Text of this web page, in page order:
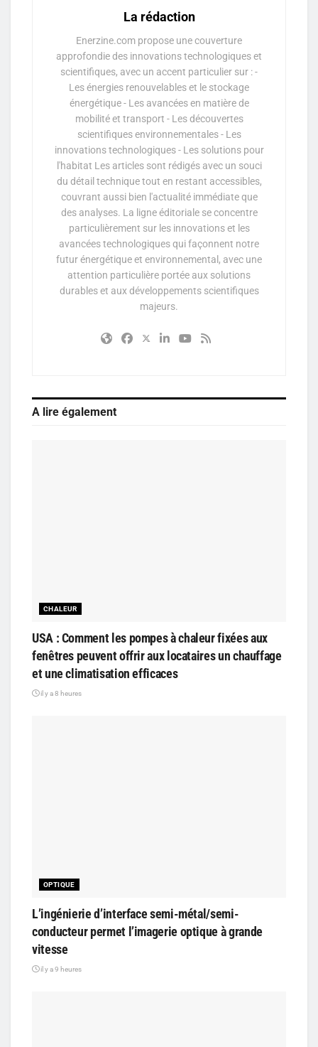
La rédaction
Enerzine.com propose une couverture
approfondie des innovations technologiques et
scientifiques, avec un accent particulier sur : -
Les énergies renouvelables et le stockage
énergétique - Les avancées en matière de
mobilité et transport - Les découvertes
scientifiques environnementales - Les
innovations technologiques - Les solutions pour
l'habitat Les articles sont rédigés avec un souci
du détail technique tout en restant accessibles,
couvrant aussi bien l'actualité immédiate que
des analyses. La ligne éditoriale se concentre
particulièrement sur les innovations et les
avancées technologiques qui façonnent notre
futur énergétique et environnemental, avec une
attention particulière portée aux solutions
durables et aux développements scientifiques
majeurs.
A lire également
CHALEUR
USA : Comment les pompes à chaleur fixées aux
fenêtres peuvent offrir aux locataires un chauffage
et une climatisation efficaces
il y a 8 heures
OPTIQUE
L’ingénierie d’interface semi-métal/semi-
conducteur permet l’imagerie optique à grande
vitesse
il y a 9 heures